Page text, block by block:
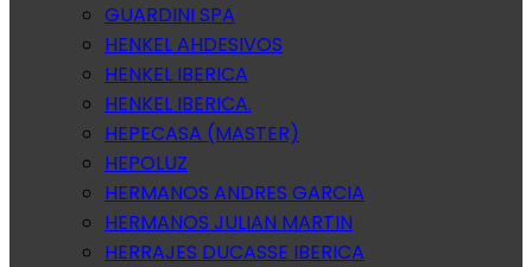
GUARDINI SPA
HENKEL AHDESIVOS
HENKEL IBERICA
HENKEL IBERICA.
HEPECASA (MASTER)
HEPOLUZ
HERMANOS ANDRES GARCIA
HERMANOS JULIAN MARTIN
HERRAJES DUCASSE IBERICA